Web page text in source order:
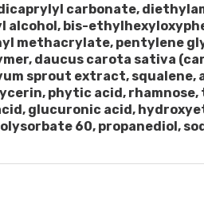
carbonate,
alcohol, bis-
methacrylate, pentylene
daucus carota sativa
sprout extract, squalene,
phytic acid,
glucuronic acid,
60, propanediol,